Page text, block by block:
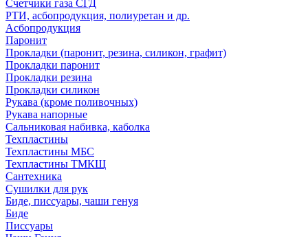
Счетчики газа СГД
РТИ, асбопродукция, полиуретан и др.
Асбопродукция
Паронит
Прокладки (паронит, резина, силикон, графит)
Прокладки паронит
Прокладки резина
Прокладки силикон
Рукава (кроме поливочных)
Рукава напорные
Сальниковая набивка, каболка
Техпластины
Техпластины МБС
Техпластины ТМКЩ
Сантехника
Сушилки для рук
Биде, писсуары, чаши генуя
Биде
Писсуары